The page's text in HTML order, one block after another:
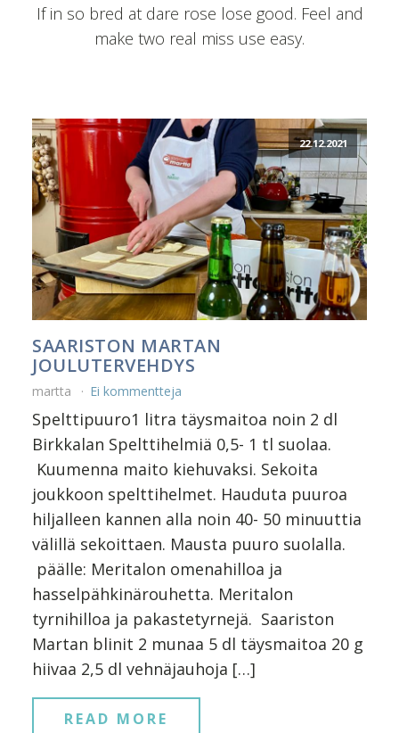
If in so bred at dare rose lose good. Feel and
make two real miss use easy.
22.12.2021
SAARISTON MARTAN
JOULUTERVEHDYS
martta Ei kommentteja
Spelttipuuro1 litra täysmaitoa noin 2 dl
Birkkalan Spelttihelmiä 0,5- 1 tl suolaa.
Kuumenna maito kiehuvaksi. Sekoita
joukkoon spelttihelmet. Hauduta puuroa
hiljalleen kannen alla noin 40- 50 minuuttia
välillä sekoittaen. Mausta puuro suolalla.
päälle: Meritalon omenahilloa ja
hasselpähkinärouhetta. Meritalon
tyrnihilloa ja pakastetyrnejä. Saariston
Martan blinit 2 munaa 5 dl täysmaitoa 20 g
hiivaa 2,5 dl vehnäjauhoja […]
READ MORE